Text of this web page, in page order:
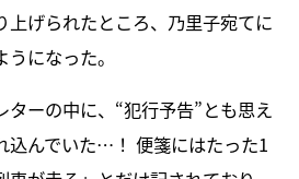
上げられたところ、乃里子宛てに
になった。
ターの中に、“犯行予告”とも思え
込んでいた…！ 便箋にはたった1